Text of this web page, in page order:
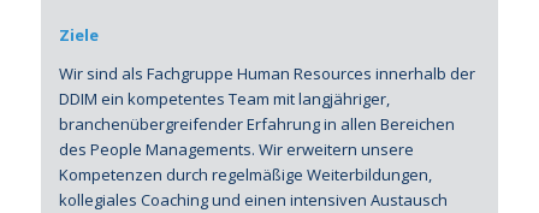
Ziele
Wir sind als Fachgruppe Human Resources innerhalb der
DDIM ein kompetentes Team mit langjähriger,
branchenübergreifender Erfahrung in allen Bereichen
des People Managements. Wir erweitern unsere
Kompetenzen durch regelmäßige Weiterbildungen,
kollegiales Coaching und einen intensiven Austausch